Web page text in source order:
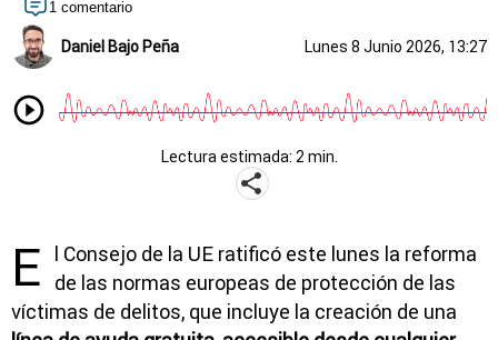
1 comentario
Daniel Bajo Peña Lunes 8 Junio 2026, 13:27
Lectura estimada: 2 min.
E
l Consejo de la UE ratificó este lunes la reforma
de las normas europeas de protección de las
víctimas de delitos, que incluye la creación de una